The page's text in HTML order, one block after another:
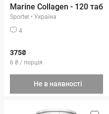
Marine Collagen - 120 таб
Sporter • Україна
4
375₴
6 ₴ / порція
Не в наявності